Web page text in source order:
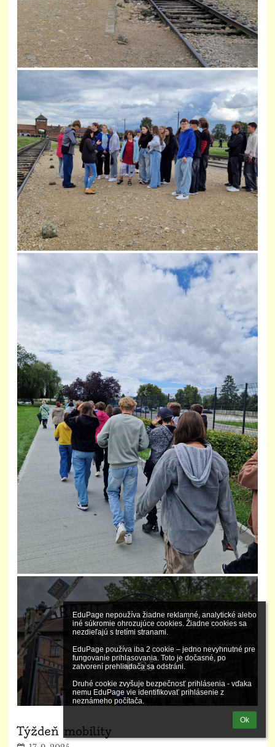
EduPage nepoužíva žiadne reklamné, analytické alebo
iné súkromie ohrozujúce cookies. Žiadne cookies sa
nezdieľajú s tretími stranami.
EduPage používa iba 2 cookie – jedno nevyhnutné pre
fungovanie prihlasovania. Toto je dočasné, po
zatvorení prehliadača sa odstráni.
Druhé cookie zvyšuje bezpečnosť prihlásenia - vďaka
nemu EduPage vie identifikovať prihlásenie z
neznámeho počítača.
Ok
25
Týždeň mobility